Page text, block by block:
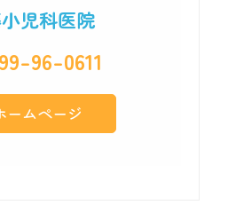
児科医院
96-0611
ームページ